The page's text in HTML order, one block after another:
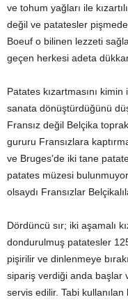
ve tohum yağları ile
değil ve patatesler
Boeuf o bilinen lezzeti
geçen herkesi adeta
Patates kızartmasını
sanata dönüştürdüğünü
Fransız değil Belçika
gururu Fransızlara
ve Bruges’de iki tane
patates müzesi
olsaydı Fransızlar
Dördüncü sır; iki aşamalı
dondurulmuş patatesler
pişirilir ve dinlenmeye
sipariş verdiği anda başlar
servis edilir. Tabi